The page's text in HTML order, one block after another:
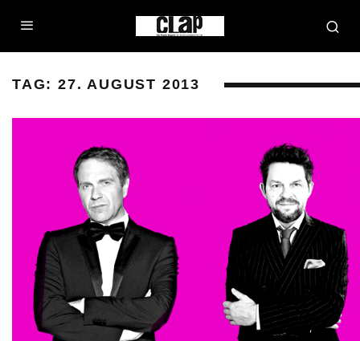
TAG: 27. AUGUST 2013